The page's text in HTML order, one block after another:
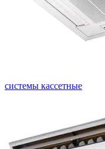
системы кассетные